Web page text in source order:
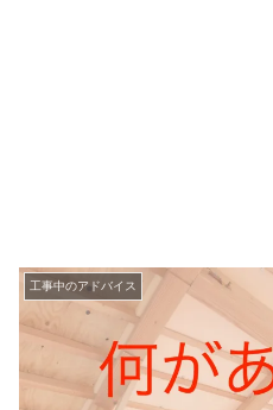
工事中のアドバイス